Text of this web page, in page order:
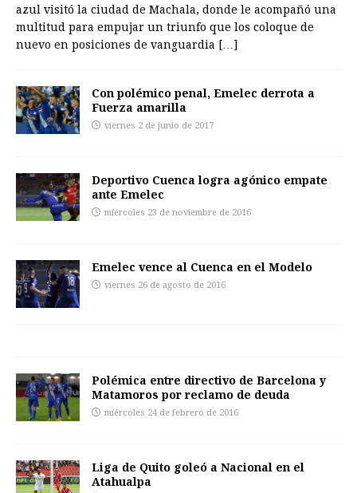
azul visitó la ciudad de Machala, donde le acompañó una
multitud para empujar un triunfo que los coloque de
nuevo en posiciones de vanguardia […]
Con polémico penal, Emelec derrota a
Fuerza amarilla
viernes 2 de junio de 2017
Deportivo Cuenca logra agónico empate
ante Emelec
miércoles 23 de noviembre de 2016
Emelec vence al Cuenca en el Modelo
viernes 26 de agosto de 2016
Polémica entre directivo de Barcelona y
Matamoros por reclamo de deuda
miércoles 24 de febrero de 2016
Liga de Quito goleó a Nacional en el
Atahualpa